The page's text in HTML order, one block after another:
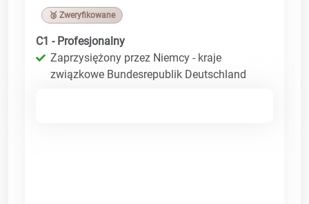
🥉 Zweryfikowane
C1 - Profesjonalny
Zaprzysiężony przez Niemcy - kraje
związkowe Bundesrepublik Deutschland